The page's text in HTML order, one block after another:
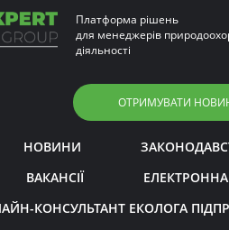
Платформа рішень
для менеджерів
діяльності
ОТРИМУВАТИ
НОВИНИ
ВАКАНСІЇ ЕЛЕКТРОННА
КОНСУЛЬТАНТ ЕКОЛОГА